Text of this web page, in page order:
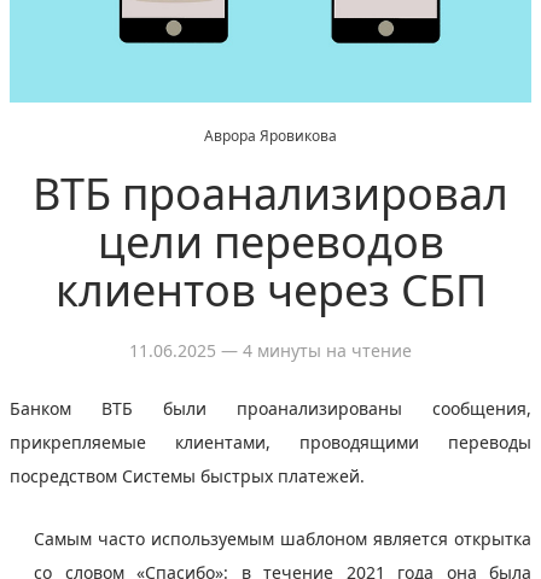
Аврора Яровикова
ВТБ проанализировал
цели переводов
клиентов через СБП
11.06.2025 — 4 минуты на чтение
Банком ВТБ были проанализированы сообщения,
прикрепляемые клиентами, проводящими переводы
посредством Системы быстрых платежей.
Самым часто используемым шаблоном является открытка
со словом «Спасибо»: в течение 2021 года она была